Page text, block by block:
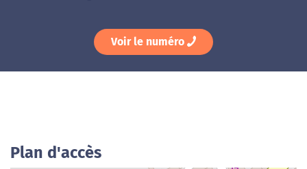
Voir le numéro
Plan d'accès